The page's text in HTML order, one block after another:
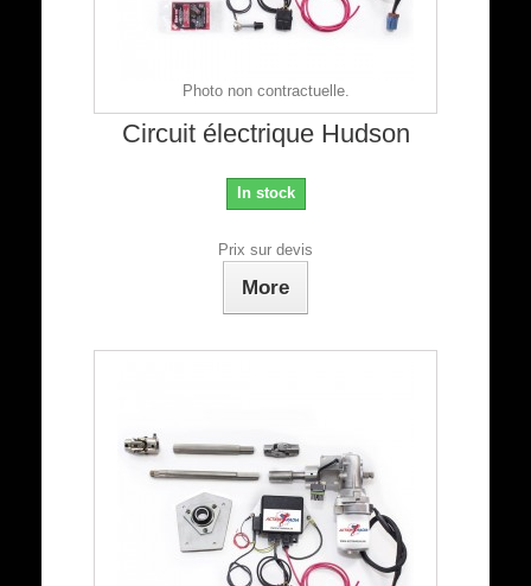
Photo non contractuelle.
Circuit électrique Hudson
In stock
Prix sur devis
More